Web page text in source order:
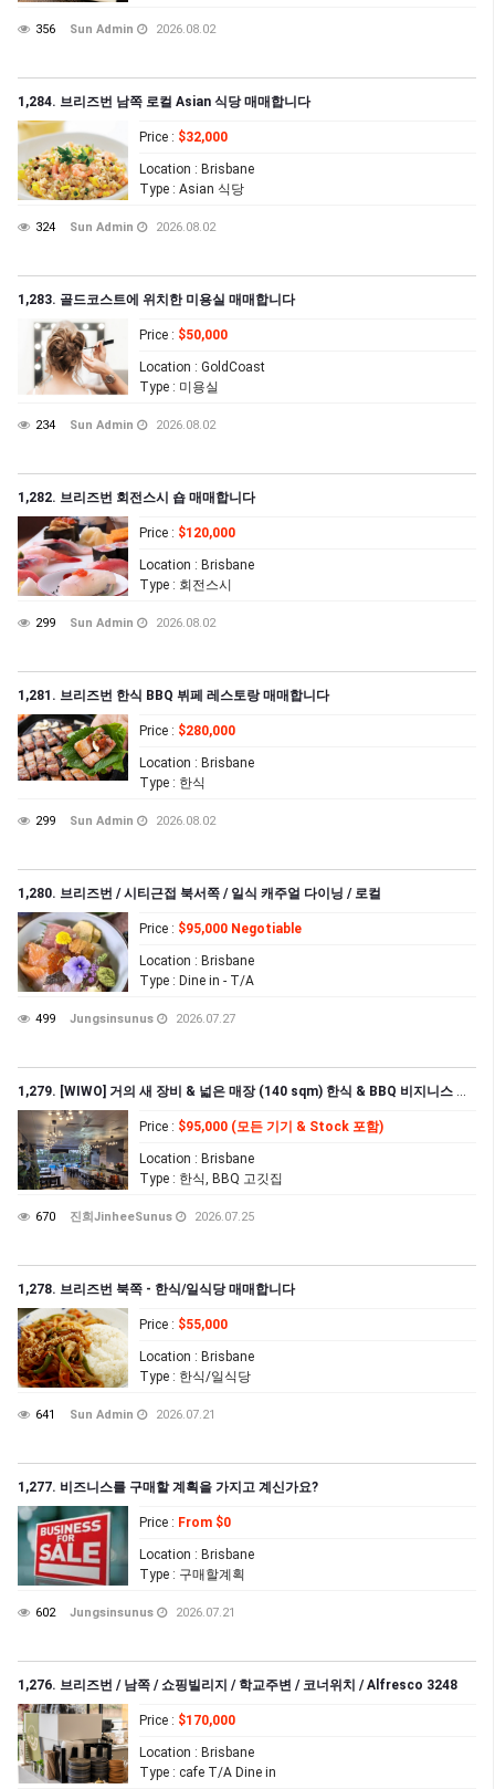
356 Sun Admin 2026.08.02
1,284. 브리즈번 남쪽 로컬 Asian 식당 매매합니다
Price : $32,000
Location : Brisbane
Type : Asian 식당
324 Sun Admin 2026.08.02
1,283. 골드코스트에 위치한 미용실 매매합니다
Price : $50,000
Location : GoldCoast
Type : 미용실
234 Sun Admin 2026.08.02
1,282. 브리즈번 회전스시 숍 매매합니다
Price : $120,000
Location : Brisbane
Type : 회전스시
299 Sun Admin 2026.08.02
1,281. 브리즈번 한식 BBQ 뷔페 레스토랑 매매합니다
Price : $280,000
Location : Brisbane
Type : 한식
299 Sun Admin 2026.08.02
1,280. 브리즈번 / 시티근접 북서쪽 / 일식 캐주얼 다이닝 / 로컬
Price : $95,000 Negotiable
Location : Brisbane
Type : Dine in - T/A
499 Jungsinsunus 2026.07.27
1,279. [WIWO] 거의 새 장비 & 넓은 매장 (140 sqm) 한식 & BBQ 비지니스 급매
Price : $95,000 (모든 기기 & Stock 포함)
Location : Brisbane
Type : 한식, BBQ 고깃집
670 진희JinheeSunus 2026.07.25
1,278. 브리즈번 북쪽 - 한식/일식당 매매합니다
Price : $55,000
Location : Brisbane
Type : 한식/일식당
641 Sun Admin 2026.07.21
1,277. 비즈니스를 구매할 계획을 가지고 계신가요?
Price : From $0
Location : Brisbane
Type : 구매할계획
602 Jungsinsunus 2026.07.21
1,276. 브리즈번 / 남쪽 / 쇼핑빌리지 / 학교주변 / 코너위치 / Alfresco 3248
Price : $170,000
Location : Brisbane
Type : cafe T/A Dine in